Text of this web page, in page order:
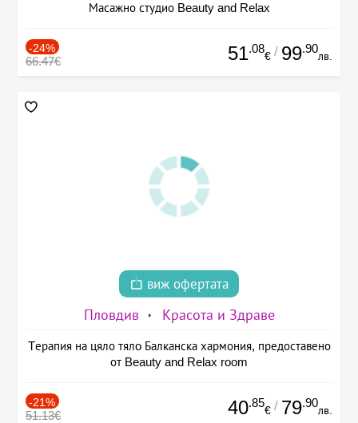
Масажно студио Beauty and Relax
-24%
66.47€ 51.08
€ / 99.90
лв.
виж офертата
Пловдив Красота и Здраве
Tерапия на цяло тялo Балканска хармония, предоставено
от Beauty and Relax room
-21%
51.13€ 40.85
€ / 79.90
лв.